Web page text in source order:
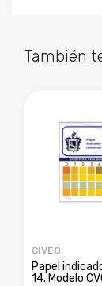
También
CIVEQ
Papel
14. Modelo